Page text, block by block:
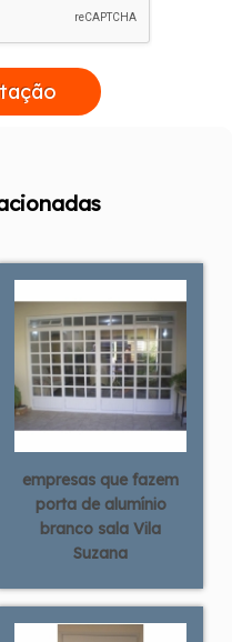
empresas que fazem
porta de alumínio
branco sala Vila
Suzana